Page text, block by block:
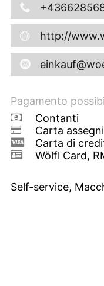
http://
Pagamento
Contanti
Carta assegni
Carta di
Wölfl Card,
Self-service,